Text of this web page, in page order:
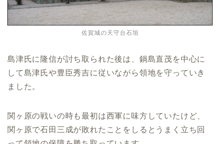
佐賀城の天守台石垣
島津氏に隆信が討ち取られた後は、鍋島直茂を中心に
して島津氏や豊臣秀吉に従いながら領地を守っていき
ました。
関ヶ原の戦いの時も最初は西軍に味方していたけど、
関ヶ原で石田三成が敗れたことをしるとうまく立ち回